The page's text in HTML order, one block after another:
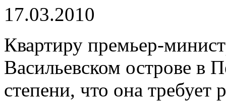
17.03.2010
Квартиру премьер-
Васильевском острове в
степени, что она требует